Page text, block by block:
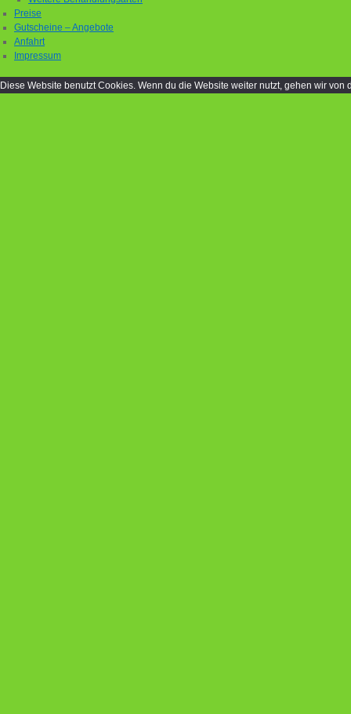
Preise
Gutscheine – Angebote
Anfahrt
Impressum
Diese Website benutzt Cookies. Wenn du die Website weiter nutzt, gehen wir von